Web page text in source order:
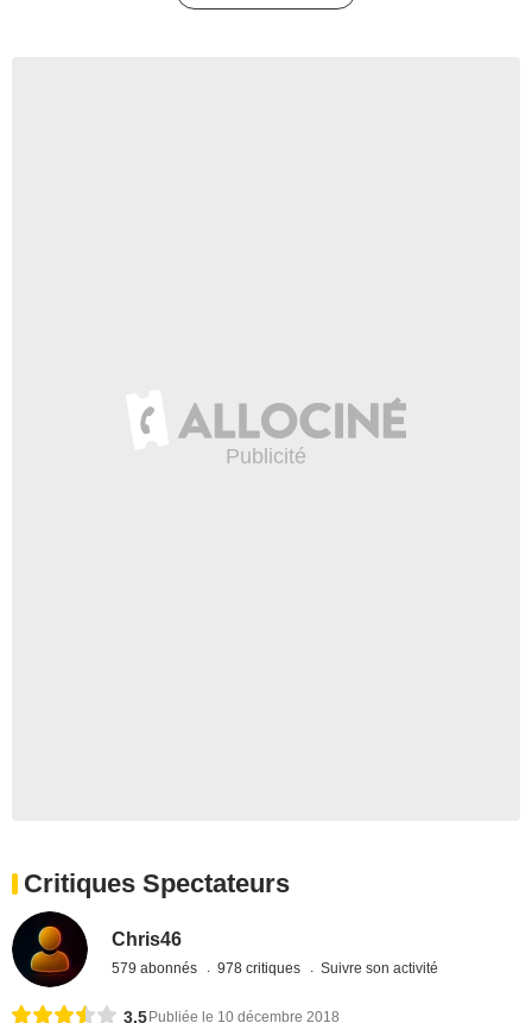
Critiques Spectateurs
Chris46
579 abonnés 978 critiques Suivre son activité
3,5 Publiée le 10 décembre 2018